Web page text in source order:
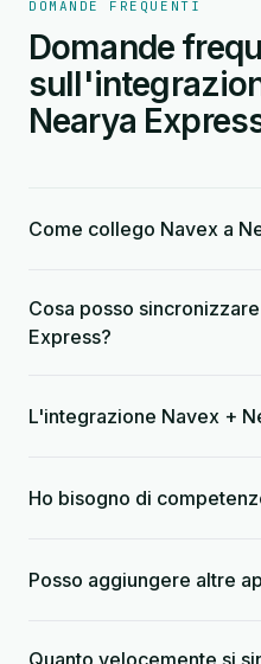
DOMANDE FREQUENTI
Domande
Nearya
Come collego Navex a
Cosa posso
Express?
L'integrazione Navex +
Ho bisogno di
Posso aggiungere altre
Quanto velocemente si